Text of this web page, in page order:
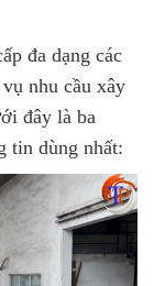
đa dạng các
nhu cầu xây
đây là ba
tin dùng nhất: